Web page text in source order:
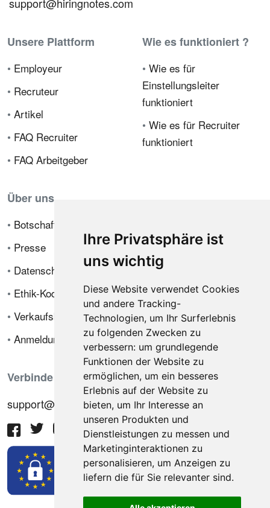
Ihre Privatsphäre ist
uns wichtig
Diese Website verwendet Cookies
und andere Tracking-
Technologien, um Ihr Surferlebnis
zu folgenden Zwecken zu
verbessern: um grundlegende
Funktionen der Website zu
ermöglichen, um ein besseres
Erlebnis auf der Website zu
bieten, um Ihr Interesse an
unseren Produkten und
Dienstleistungen zu messen und
Marketinginteraktionen zu
personalisieren, um Anzeigen zu
liefern die für Sie relevanter sind.
support@hiringnotes.com
Unsere Plattform
• Employeur
• Recruteur
• Artikel
• FAQ Recruiter
• FAQ Arbeitgeber
Wie es funktioniert ?
• Wie es für
Einstellungsleiter
funktioniert
• Wie es für Recruiter
funktioniert
Über uns
• Botschafterprogramm
• Presse
• Datenschutzrichtlinie
• Ethik-Kodex
• Verkaufsbedingungen
• Anmeldung
Verbinde dich mit uns
support@hiringnotes.com